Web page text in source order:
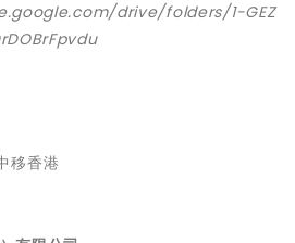
drive/folders/1-GEZ
移香港